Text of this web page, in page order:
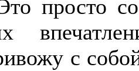
просто
с